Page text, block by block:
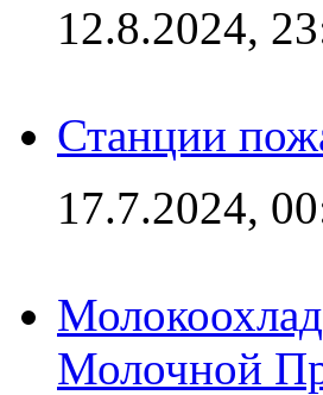
12.8.2024,
Станции
17.7.2024,
Молочной